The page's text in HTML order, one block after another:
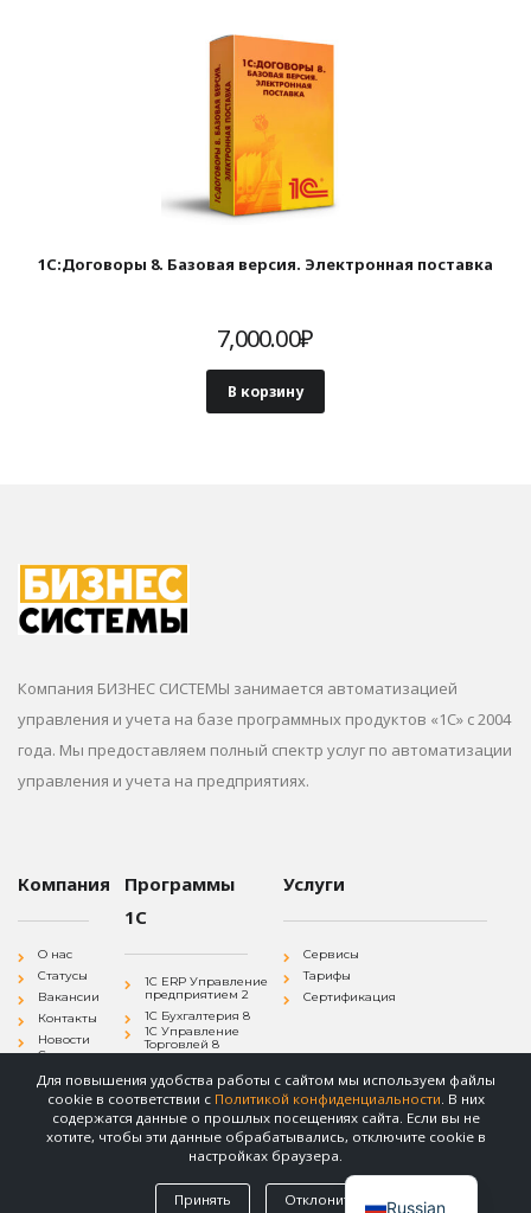
1С:Договоры 8. Базовая версия. Электронная поставка
7,000.00₽
В корзину
Компания БИЗНЕС СИСТЕМЫ занимается автоматизацией
управления и учета на базе программных продуктов «1С» с 2004
года. Мы предоставляем полный спектр услуг по автоматизации
управления и учета на предприятиях.
Компания
О нас
Статусы
Вакансии
Контакты
Новости
Согласие на
персональных
данных
конфиденциальности
Программы
1С
1С ERP Управление
предприятием 2
1С Бухгалтерия 8
1С Управление
Торговлей 8
Управление
Персоналом 8
1С
Документооборот 8
Услуги
Сервисы
Тарифы
Сертификация
© Бизнес Системы. 2004-2025. Russian
Для повышения удобства работы с сайтом мы используем файлы
cookie в соответствии с Политикой конфиденциальности. В них
содержатся данные о прошлых посещениях сайта. Если вы не
хотите, чтобы эти данные обрабатывались, отключите cookie в
настройках браузера.
Принять Отклонить